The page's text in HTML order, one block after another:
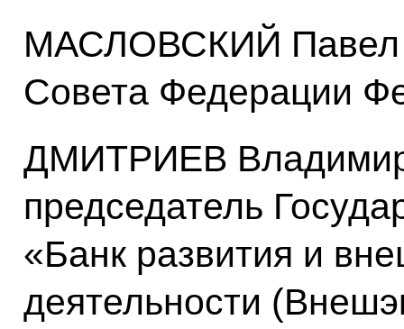
МАСЛОВСКИЙ Павел
Совета Федерации
ДМИТРИЕВ Владимир
председатель
«Банк развития и
деятельности